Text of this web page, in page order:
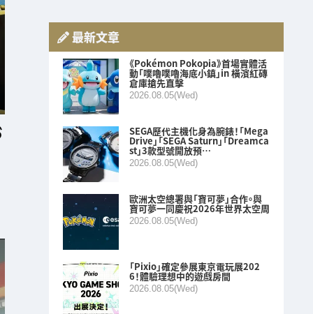
最新文章
《Pokémon Pokopia》首場實體活
動「噗嚕噗嚕海底小鎮」in 橫濱紅磚
倉庫搶先直擊
2026.08.05(Wed)
SEGA歷代主機化身為腕錶！「Mega
Drive」「SEGA Saturn」「Dreamca
st」3款型號開放預…
2026.08.05(Wed)
歐洲太空總署與「寶可夢」合作。與
寶可夢一同慶祝2026年世界太空周
2026.08.05(Wed)
「Pixio」確定參展東京電玩展202
6！體驗理想中的遊戲房間
2026.08.05(Wed)